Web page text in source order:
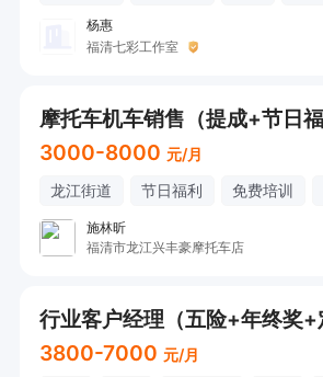
杨惠
福清七彩工作室
3000-8000 元/月
龙江街道 节日福利 免费培训
施林昕
福清市龙江兴丰豪摩托车店
3800-7000 元/月